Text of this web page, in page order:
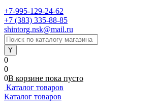
+7-995-129-24-62
+7 (383) 335-88-85
shintorg.nsk@mail.ru
0
0
0В корзине пока пусто
Каталог товаров
Каталог товаров